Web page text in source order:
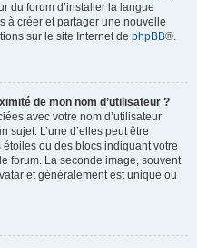
du forum d’installer la langue
à créer et partager une nouvelle
sur le site Internet de phpBB®.
de mon nom d’utilisateur ?
avec votre nom d’utilisateur
sujet. L’une d’elles peut être
ou des blocs indiquant votre
forum. La seconde image, souvent
et généralement est unique ou